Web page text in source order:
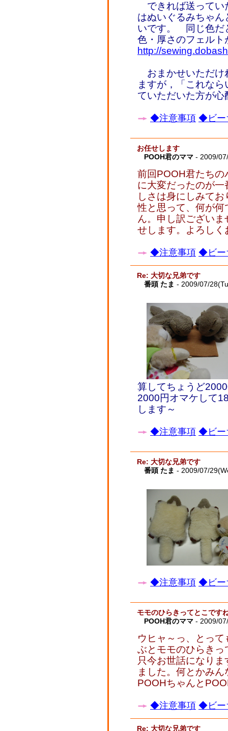
できれば送ってい
はぬいぐるみちゃ
いです。 同じ色だ
色・厚さのフェル
http://
おまかせいただけ
ますが，「これな
ていただいた方が
◆注意事項 ◆ビー
お任せします
POOH君のママ - 2009/
前回POOH君たちの
に大変だったのが
しさは身にしみて
性と思って、何が
ん。申し訳ござい
せします。よろし
◆注意事項 ◆ビー
Re: 大切な兄弟です
番頭 たま - 2009/07/
算してちょうど
2000円オマケして
します～
◆注意事項 ◆ビー
Re: 大切な兄弟です
番頭 たま - 2009/07/
◆注意事項 ◆ビー
モモのひらきってとこです
POOH君のママ - 2009/
ウヒャ～っ、とっ
ぶとモモのひらき
只今お世話になり
ました。何とかみ
POOHちゃんと
◆注意事項 ◆ビー
Re: 大切な兄弟です